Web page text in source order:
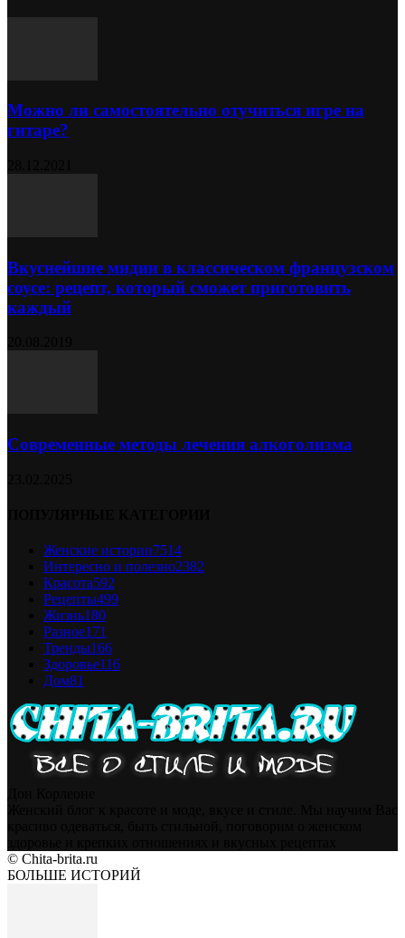
Можно ли самостоятельно отучиться игре на
гитаре?
Вкуснейшие мидии в классическом французском
соусе: рецепт, который сможет приготовить
каждый
Современные методы лечения алкоголизма
Женские истории7514
Интересно и полезно2382
Красота592
Рецепты499
Жизнь180
Разное171
Тренды166
Здоровье116
Дом81
© Chita-brita.ru
БОЛЬШЕ ИСТОРИЙ